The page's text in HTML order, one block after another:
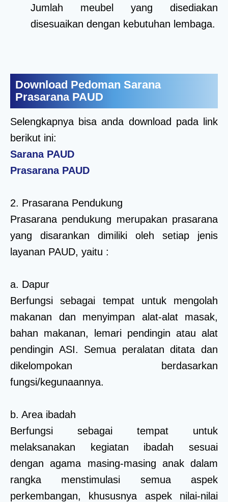
Jumlah meubel yang disediakan
disesuaikan dengan kebutuhan lembaga.
Download Pedoman Sarana
Prasarana PAUD
Selengkapnya bisa anda download pada link
berikut ini:
Sarana PAUD
Prasarana PAUD
2. Prasarana Pendukung
Prasarana pendukung merupakan prasarana
yang disarankan dimiliki oleh setiap jenis
layanan PAUD, yaitu :
a. Dapur
Berfungsi sebagai tempat untuk mengolah
makanan dan menyimpan alat-alat masak,
bahan makanan, lemari pendingin atau alat
pendingin ASI. Semua peralatan ditata dan
dikelompokan berdasarkan
fungsi/kegunaannya.
b. Area ibadah
Berfungsi sebagai tempat untuk
melaksanakan kegiatan ibadah sesuai
dengan agama masing-masing anak dalam
rangka menstimulasi semua aspek
perkembangan, khususnya aspek nilai-nilai